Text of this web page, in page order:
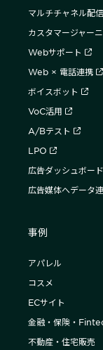
マルチチャネル配信
カスタマージャー
Webサポート
Web × 電話連携
ボイスボット
VoC活用
A/Bテスト
LPO
広告ダッシュボード
広告媒体へデータ
事例
アパレル
コスメ
ECサイト
金融・保険・
不動産・住宅販売